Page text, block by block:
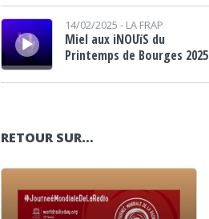
Lecteur audio 14/02/2025 - LA FRAP
Miel aux iNOUïS du
Printemps de Bourges 2025
RETOUR SUR…
Lecteur audio